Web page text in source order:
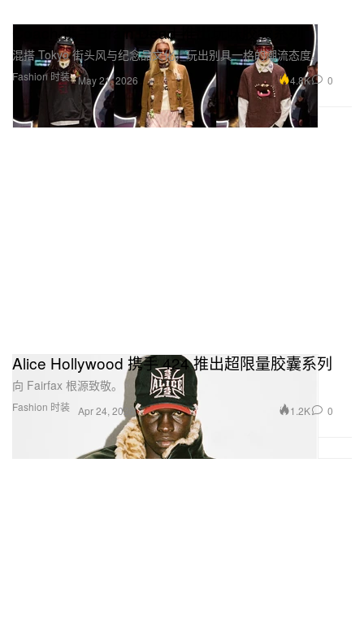
Fashion 时装
Coach 携手 Brain Dead 推出玩味胶囊系列
混搭 Tokyo 街头风与纪念品文化，玩出别具一格的潮流态度。
May 21, 2026 4.8K 0
Fashion 时装
Alice Hollywood 携手 424 推出超限量胶囊系列
向 Fairfax 根源致敬。
Apr 24, 2026 1.2K 0